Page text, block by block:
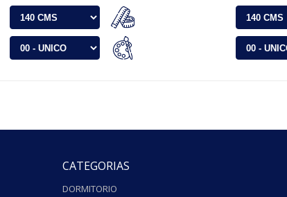
CATEGORIAS
DORMITORIO